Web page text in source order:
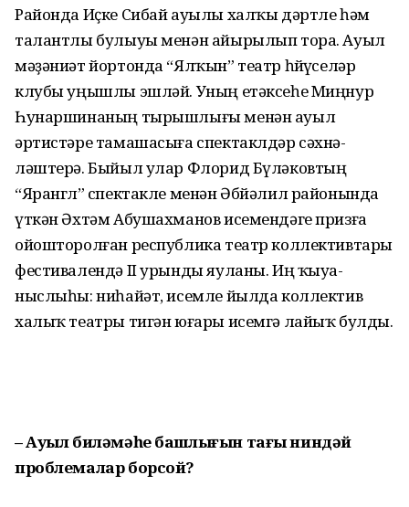
Районда Иҫке Сибай ауылы халҡы дәртле һәм
талантлы булыуы менән айырылып тора. Ауыл
мәҙәниәт йортонда “Ялҡын” театр һөйөүселәр
клубы уңышлы эшләй. Уның етәк­сеһе Миңнур
Һунаршинаның ты­рыш­лығы менән ауыл
әртистәре тамашасыға спектаклдәр сәхнә­
ләштерә. Быйыл улар Флорид Бүләковтың
“Ярангөл” спектакле менән Әбйәлил районында
үткән Әхтәм Абушахманов исемендәге призға
ойошторолған республика театр коллективтары
фестива­лендә II урынды яуланы. Иң ҡыуа­
ныслыһы: ниһайәт, исемле йылда коллектив
халыҡ театры тигән юғары исемгә лайыҡ булды.
– Ауыл биләмәһе башлы­ғын тағы ниндәй
проблемалар борсой?